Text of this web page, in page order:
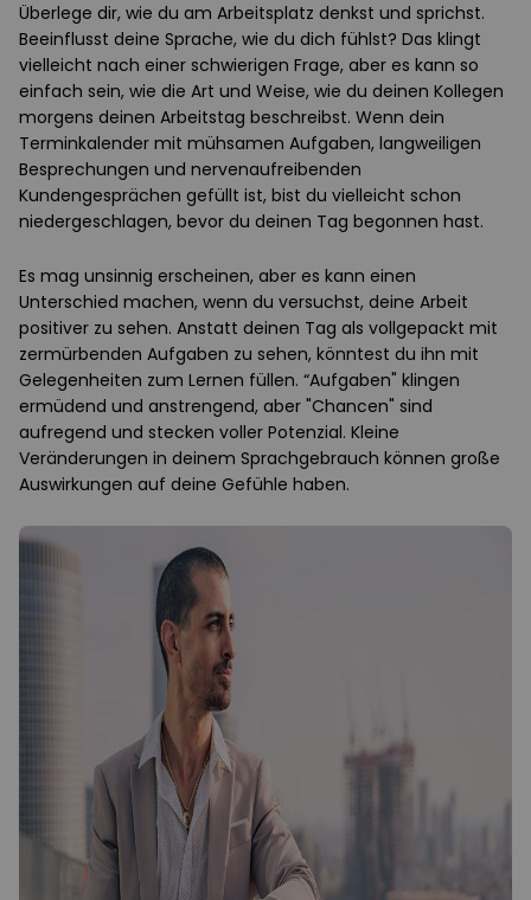
Überlege dir, wie du am Arbeitsplatz denkst und sprichst.
Beeinflusst deine Sprache, wie du dich fühlst? Das klingt
vielleicht nach einer schwierigen Frage, aber es kann so
einfach sein, wie die Art und Weise, wie du deinen Kollegen
morgens deinen Arbeitstag beschreibst. Wenn dein
Terminkalender mit mühsamen Aufgaben, langweiligen
Besprechungen und nervenaufreibenden
Kundengesprächen gefüllt ist, bist du vielleicht schon
niedergeschlagen, bevor du deinen Tag begonnen hast.
Es mag unsinnig erscheinen, aber es kann einen
Unterschied machen, wenn du versuchst, deine Arbeit
positiver zu sehen. Anstatt deinen Tag als vollgepackt mit
zermürbenden Aufgaben zu sehen, könntest du ihn mit
Gelegenheiten zum Lernen füllen. “Aufgaben" klingen
ermüdend und anstrengend, aber "Chancen" sind
aufregend und stecken voller Potenzial. Kleine
Veränderungen in deinem Sprachgebrauch können große
Auswirkungen auf deine Gefühle haben.